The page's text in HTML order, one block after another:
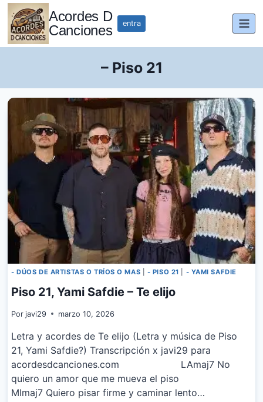
Saltar
contenido
Acordes D
Canciones
entra
– Piso 21
- DÚOS DE ARTISTAS O TRÍOS O MAS - PISO 21 - YAMI SAFDIE
Piso 21, Yami Safdie – Te elijo
Por javi29 marzo 10, 2026
Letra y acordes de Te elijo (Letra y música de Piso
21, Yami Safdie?) Transcripción x javi29 para
acordesdcanciones.com LAmaj7 No
quiero un amor que me mueva el piso
MImaj7 Quiero pisar firme y caminar lento…